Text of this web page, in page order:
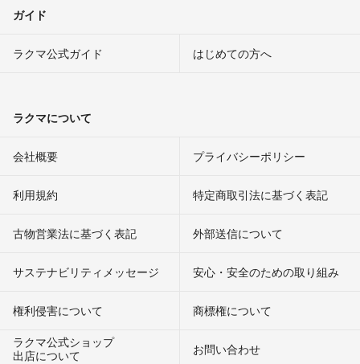
ガイド
ラクマ公式ガイド はじめての方へ
ラクマについて
会社概要 プライバシーポリシー
利用規約 特定商取引法に基づく表記
古物営業法に基づく表記 外部送信について
サステナビリティメッセージ 安心・安全のための取り組み
権利侵害について
商標権について
ラクマ公式ショップ
出店について
お問い合わせ